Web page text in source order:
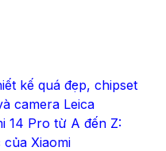
kế quá đẹp, chipset
camera Leica
14 Pro từ A đến Z:
Xiaomi